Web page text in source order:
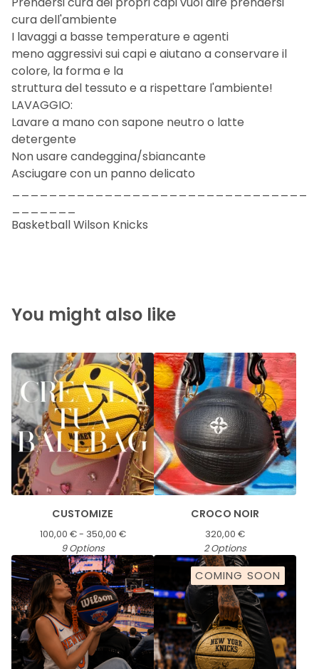
cura dell'ambiente
I lavaggi a basse temperature e agenti
meno aggressivi sui capi e aiutano a conservare il
colore, la forma e la
struttura del tessuto e a rispettare l'ambiente!
LAVAGGIO:
Lavare a mano con sapone neutro o latte
detergente
Non usare candeggina/sbiancante
Asciugare con un panno delicato
Basketball Wilson Knicks
You might also like
CUSTOMIZE
100,00 €- 350,00 €
9 Options
CROCO NOIR
320,00 €
2 Options
COMING SOON